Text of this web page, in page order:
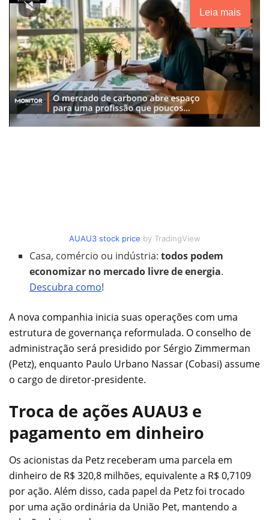
Leia mais
AUAU3 stock price by TradingView
Casa, comércio ou indústria:todos podem
economizar no mercado livre de energia.
Descubra como!
A nova companhia inicia suas operações com uma
estrutura de governança reformulada. O conselho de
administração será presidido por Sérgio Zimmerman
(Petz), enquanto Paulo Urbano Nassar (Cobasi) assume
o cargo de diretor-presidente.
Troca de ações AUAU3 e
pagamento em dinheiro
Os acionistas da Petz receberam uma parcela em
dinheiro de R$ 320,8 milhões, equivalente a R$ 0,7109
por ação. Além disso, cada papel da Petz foi trocado
por uma ação ordinária da União Pet, mantendo a